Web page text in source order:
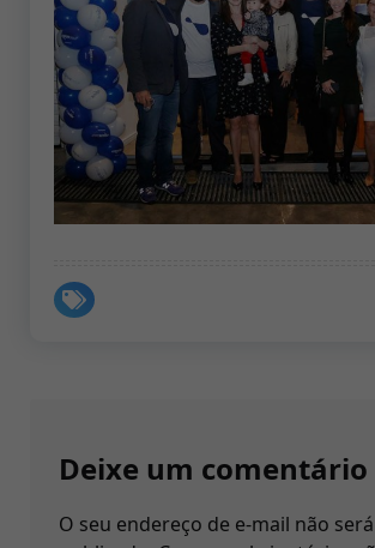
Deixe um comentário
O seu endereço de e-mail não será